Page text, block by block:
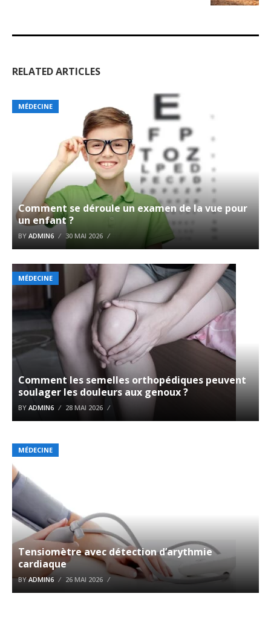
RELATED ARTICLES
MÉDECINE
Comment se déroule un examen de la vue pour
un enfant ?
BY ADMIN6 30 MAI 2026
MÉDECINE
Comment les semelles orthopédiques peuvent
soulager les douleurs aux genoux ?
BY ADMIN6 28 MAI 2026
MÉDECINE
Tensiomètre avec détection d’arythmie
cardiaque
BYADMIN6 26 MAI 2026